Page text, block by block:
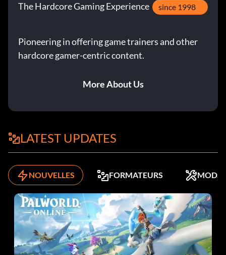
The Hardcore Gaming Experience since 1998
Pioneering in offering game trainers and other
hardcore gamer-centric content.
More About Us
LATEST UPDATES
NOUVELLES FORMATEURS MODS